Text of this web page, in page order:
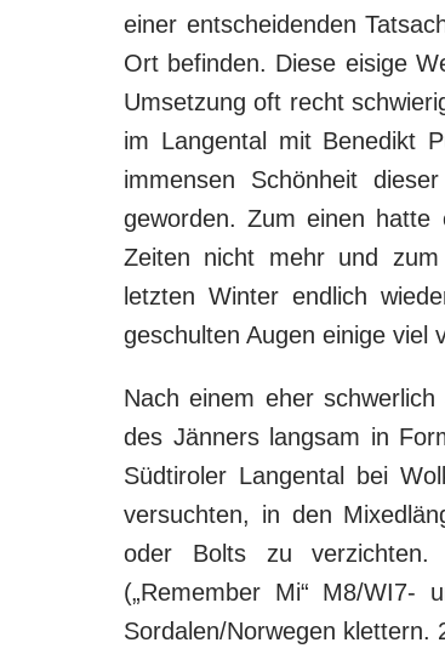
einer entscheidenden
Ort befinden. Diese eisige
Umsetzung oft recht
im Langental mit Benedikt
immensen Schönheit
geworden. Zum einen
Zeiten nicht mehr und
letzten Winter endlich
geschulten Augen einige viel
Nach einem eher
des Jänners langsam in
Südtiroler Langental bei
versuchten, in den
oder Bolts zu verzichten.
(„Remember Mi“ M8/WI7-
Sordalen/Norwegen klettern.